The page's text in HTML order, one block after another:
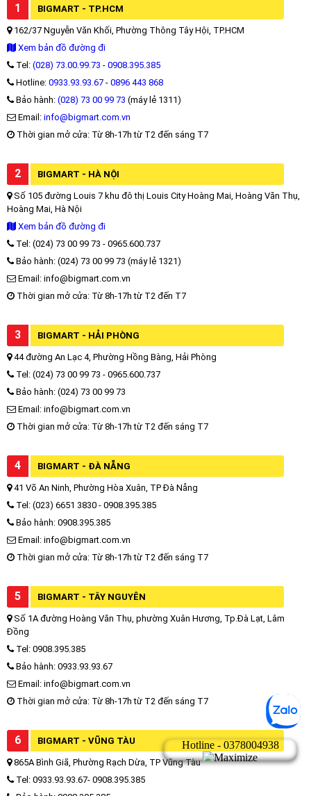
1 BIGMART - TP.HCM
162/37 Nguyễn Văn Khối, Phường Thông Tây Hội, TP.HCM
Xem bản đồ đường đi
Tel: (028) 73.00.99.73 - 0908.395.385
Hotline: 0933.93.93.67 - 0896 443 868
Bảo hành: (028) 73 00 99 73 (máy lẻ 1311)
Email: info@bigmart.com.vn
Thời gian mở cửa: Từ 8h-17h từ T2 đến sáng T7
2 BIGMART - HÀ NỘI
Số 105 đường Louis 7 khu đô thị Louis City Hoàng Mai, Hoàng Văn Thụ,
Hoàng Mai, Hà Nội
Xem bản đồ đường đi
Tel: (024) 73 00 99 73 - 0965.600.737
Bảo hành: (024) 73 00 99 73 (máy lẻ 1321)
Email: info@bigmart.com.vn
Thời gian mở cửa: Từ 8h-17h từ T2 đến T7
3 BIGMART - HẢI PHÒNG
44 đường An Lạc 4, Phường Hồng Bàng, Hải Phòng
Tel: (024) 73 00 99 73 - 0965.600.737
Bảo hành: (024) 73 00 99 73
Email: info@bigmart.com.vn
Thời gian mở cửa: Từ 8h-17h từ T2 đến sáng T7
4 BIGMART - ĐÀ NẴNG
41 Võ An Ninh, Phường Hòa Xuân, TP Đà Nẵng
Tel: (023) 6651 3830 - 0908.395.385
Bảo hành: 0908.395.385
Email: info@bigmart.com.vn
Thời gian mở cửa: Từ 8h-17h từ T2 đến sáng T7
5 BIGMART - TÂY NGUYÊN
Số 1A đường Hoàng Văn Thụ, phường Xuân Hương, Tp.Đà Lạt, Lâm
Đồng
Tel: 0908.395.385
Bảo hành: 0933.93.93.67
Email: info@bigmart.com.vn
Thời gian mở cửa: Từ 8h-17h từ T2 đến sáng T7
6 BIGMART - VŨNG TÀU
865A Bình Giã, Phường Rạch Dừa, TP Vũng Tàu
Tel: 0933.93.93.67- 0908.395.385